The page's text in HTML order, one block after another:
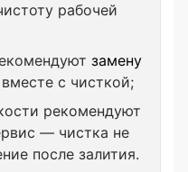
рабочей
замену
вместе с чисткой;
рекомендуют
— чистка не
после залития.